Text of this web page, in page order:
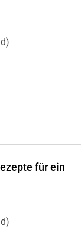
für ein